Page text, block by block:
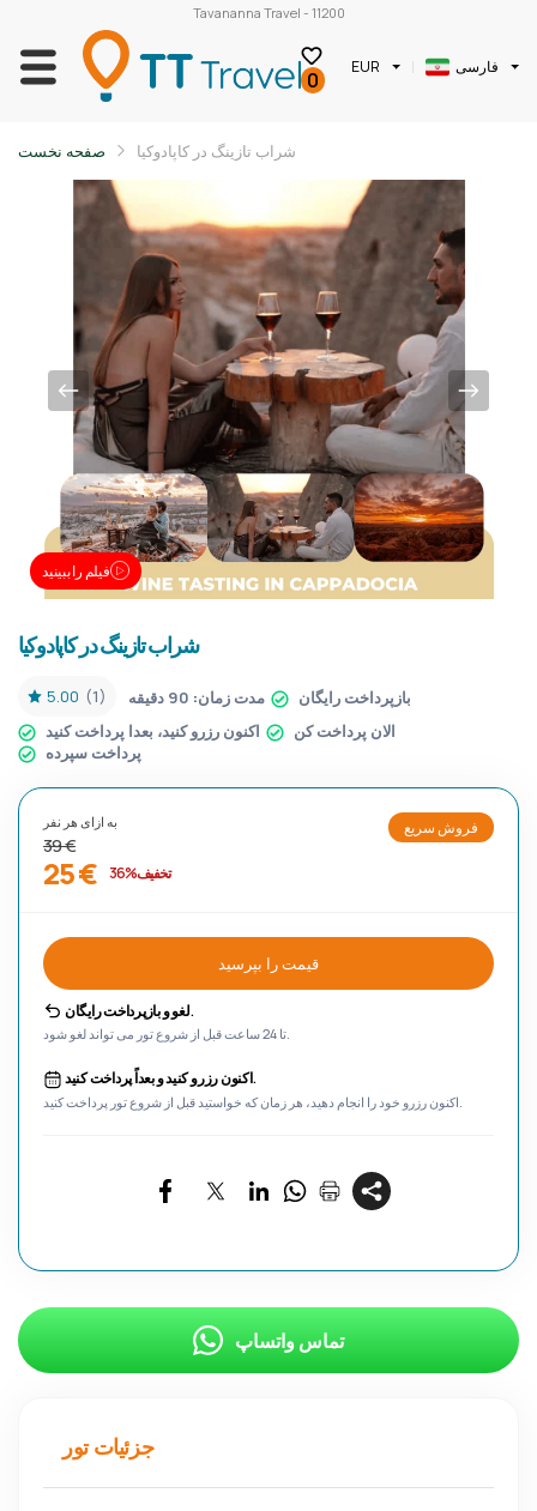
Tavananna Travel - 11200
0 EUR فارسی
صفحه نخست شراب تازینگ در کاپادوکیا
جزئیات تور
فیلم را ببینید
شراب تازینگ در کاپادوکیا
5.00 (1) مدت زمان:
بازپرداخت رایگان
اکنون رزرو کنید، بعدا پرداخت کنید
الان پرداخت کن
پرداخت سپرده
به ازای هر نفر
39 €
25 € تخفیف %36
فروش سریع
قیمت را بپرسید
لغو و بازپرداخت رایگان.
تا 24 ساعت قبل از شروع تور می تواند لغو شود.
اکنون رزرو کنید و بعداً پرداخت کنید.
اکنون رزرو خود را انجام دهید، هر زمان که خواستید قبل از شروع تور پرداخت کنید.
تماس واتساپ